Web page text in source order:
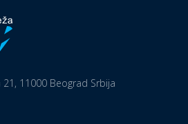
21, 11000 Beograd Srbija